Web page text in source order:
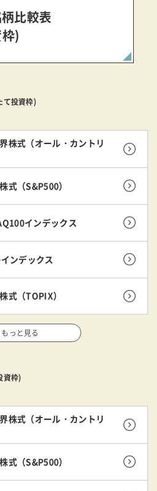
比較表
)
て投資枠)
株式（オール・カントリ
式（S&P500）
インデックス
ンデックス
式（TOPIX）
もっと見る
資枠)
株式（オール・カントリ
式（S&P500）